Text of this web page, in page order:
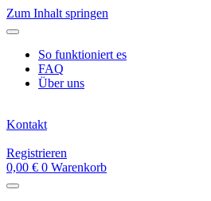
Zum Inhalt springen
So funktioniert es
FAQ
Über uns
Kontakt
Registrieren
0,00 € 0 Warenkorb